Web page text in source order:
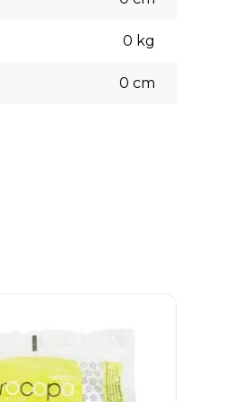
0 kg
0 cm